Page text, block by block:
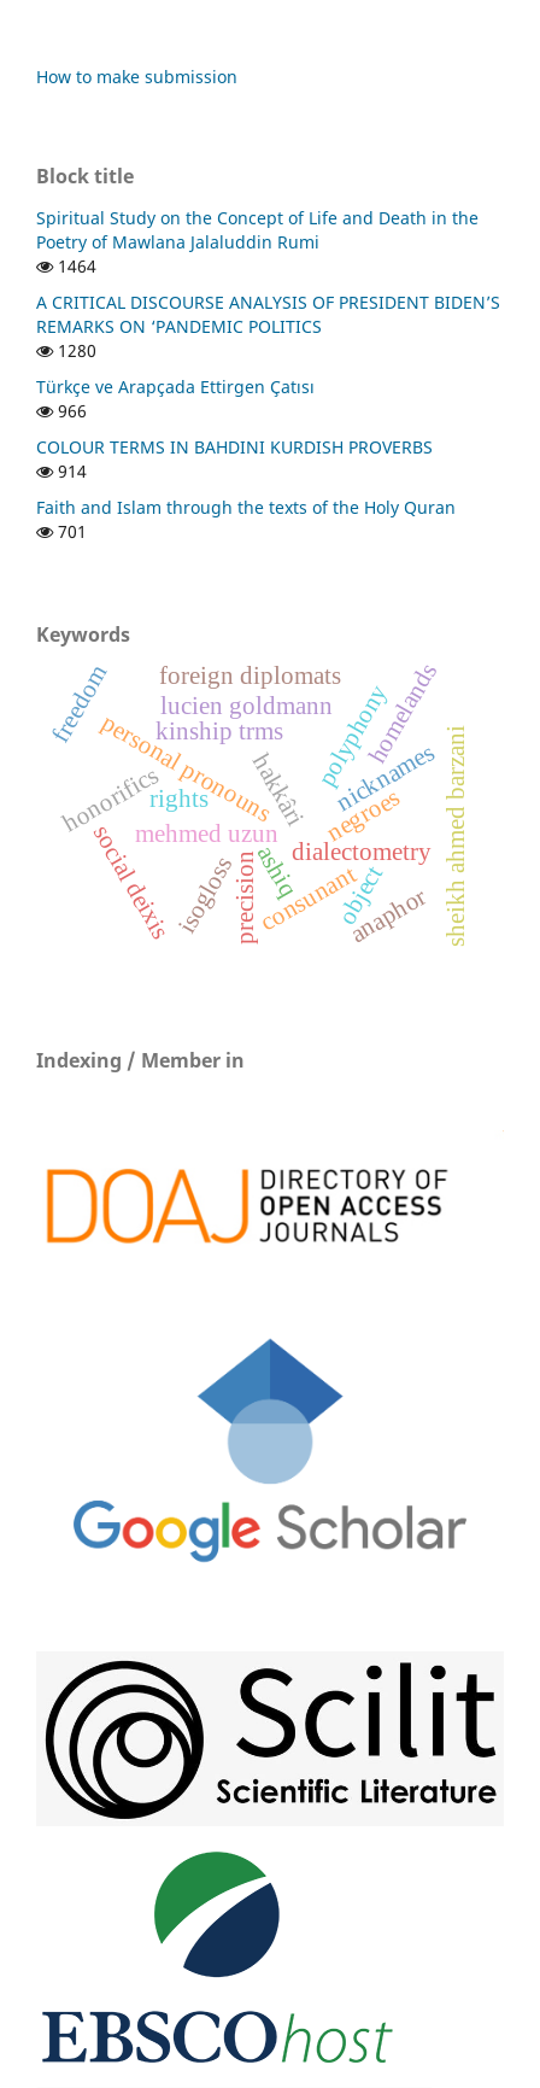
How to make submission
Block title
Spiritual Study on the Concept of Life and Death in the
Poetry of Mawlana Jalaluddin Rumi
1464
A CRITICAL DISCOURSE ANALYSIS OF PRESIDENT BIDEN’S
REMARKS ON ‘PANDEMIC POLITICS
1280
Türkçe ve Arapçada Ettirgen Çatısı
966
COLOUR TERMS IN BAHDINI KURDISH PROVERBS
914
Faith and Islam through the texts of the Holy Quran
701
Keywords
hakkâri
dialectometry
mehmed uzun
polyphony
personal pronouns
kinship trms
nicknames
honorifics
social deixis ashiq
lucien goldmann
consunant
foreign diplomats
precision sheikh ahmed barzani
isogloss
negroes
freedom
rights
object
anaphor
homelands
Indexing / Member in